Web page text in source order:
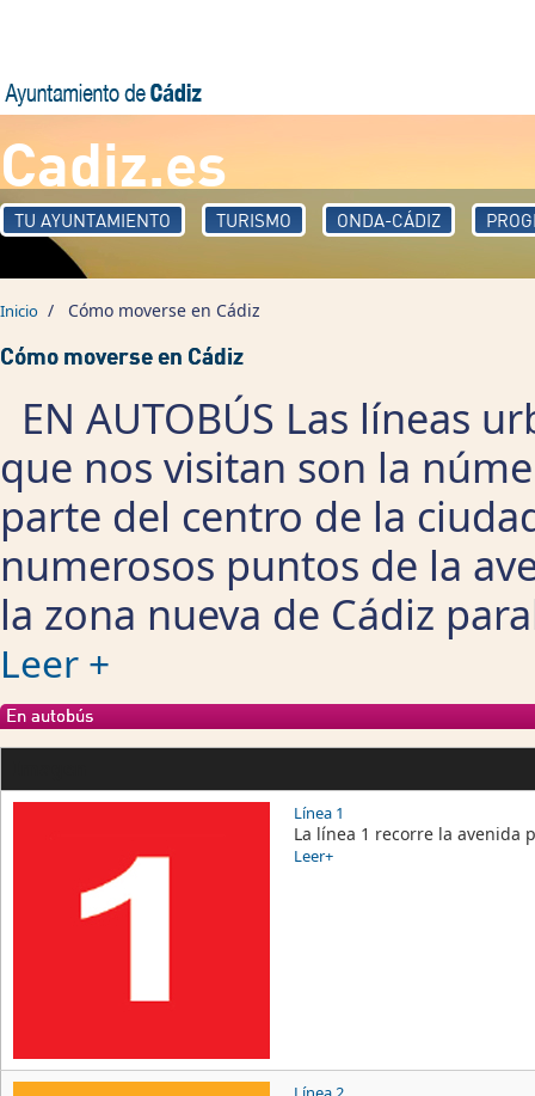
Cadiz.es
TU AYUNTAMIENTO TURISMO ONDA-CÁDIZ
Inicio / Cómo moverse en Cádiz
Cómo moverse en Cádiz
EN AUTOBÚS Las líneas
que nos visitan son la
parte del centro de la
numerosos puntos de la
la zona nueva de Cádiz
Leer +
En autobús
Línea 1
La línea 1 recorre la avenida
Leer+